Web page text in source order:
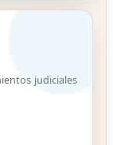
judiciales